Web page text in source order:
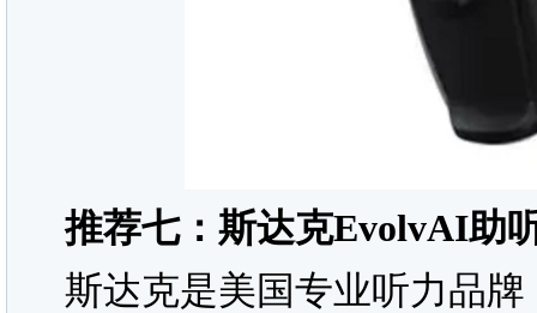
推荐七：斯达克EvolvAI助
斯达克是美国专业听力品